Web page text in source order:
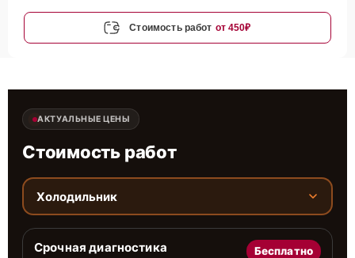
Стоимость работ от 450₽
АКТУАЛЬНЫЕ ЦЕНЫ
Стоимость работ
Холодильник
Срочная диагностика Бесплатно